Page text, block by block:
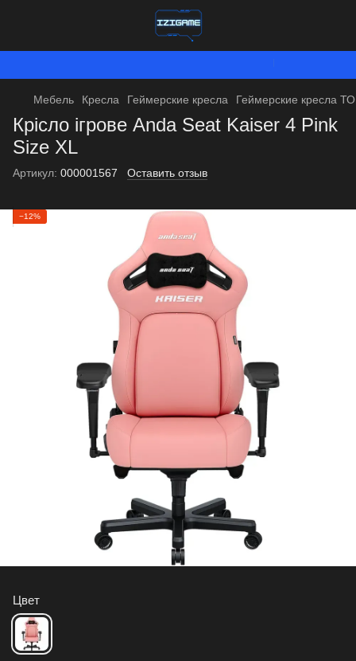
Мебель Кресла Геймерские кресла Геймерские кресла
Крісло ігрове Anda Seat Kaiser 4 Pink
Size XL
Артикул: 000001567 Оставить отзыв
−12%
Цвет